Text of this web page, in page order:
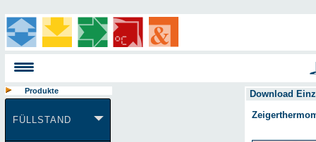
Download
Produkte
FÜLLSTAND